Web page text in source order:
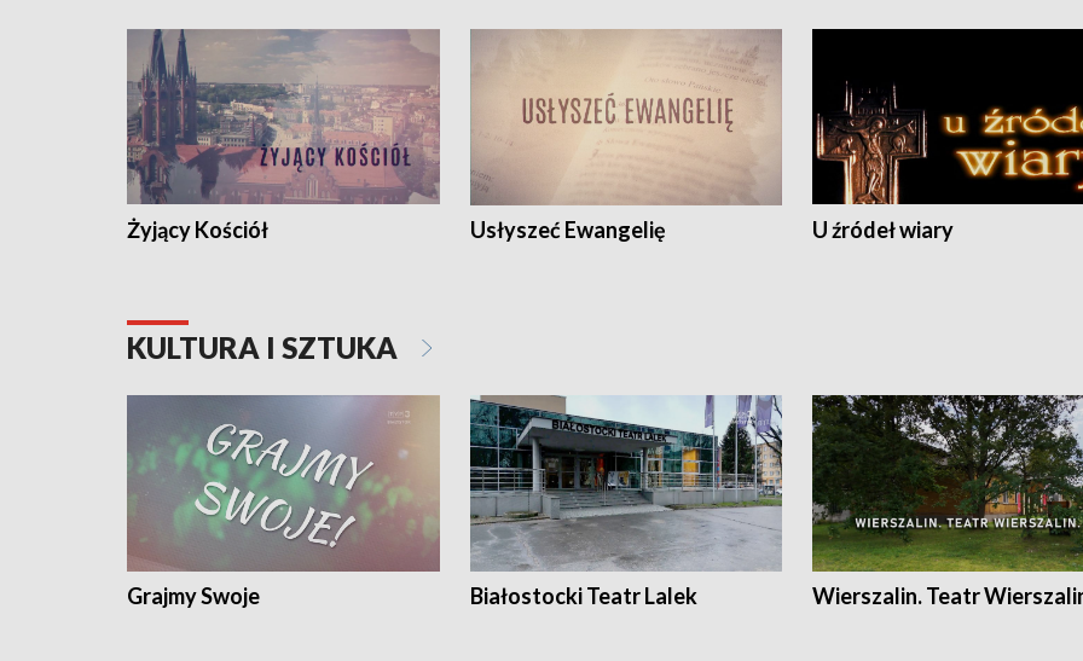
Żyjący Kościół Usłyszeć Ewangelię U źródeł wiary
KULTURA I SZTUKA
Grajmy Swoje Białostocki Teatr Lalek Wierszalin. Teatr